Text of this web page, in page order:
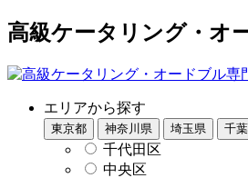
高級ケータリング・オ
エリアから探す
東京都 神奈川県 埼玉県 千
千代田区
中央区